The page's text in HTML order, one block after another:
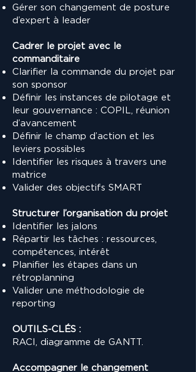
Gérer son changement de posture
d’expert à leader
Cadrer le projet avec le
commanditaire
Clarifier la commande du projet par
son sponsor
Définir les instances de pilotage et
leur gouvernance : COPIL, réunion
d’avancement
Définir le champ d’action et les
leviers possibles
Identifier les risques à travers une
matrice
Valider des objectifs SMART
Structurer l’organisation du projet
Identifier les jalons
Répartir les tâches : ressources,
compétences, intérêt
Planifier les étapes dans un
rétroplanning
Valider une méthodologie de
reporting
OUTILS-CLÉS :
RACI, diagramme de GANTT.
Accompagner le changement